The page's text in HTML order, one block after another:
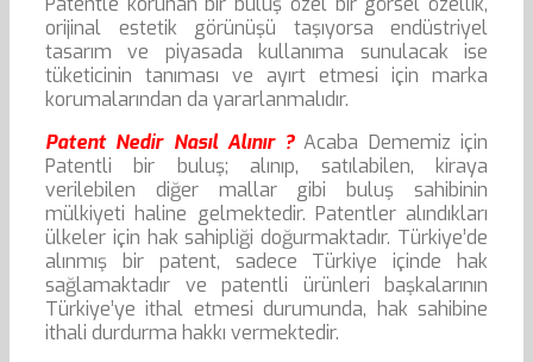
orijinal estetik görünüşü taşıyorsa endüstriyel
tasarım ve piyasada kullanıma sunulacak ise
tüketicinin tanıması ve ayırt etmesi için marka
korumalarından da yararlanmalıdır.
Patent Nedir Nasıl Alınır ?Acaba Dememiz için
Patentli bir buluş; alınıp, satılabilen, kiraya
verilebilen diğer mallar gibi buluş sahibinin
mülkiyeti haline gelmektedir. Patentler alındıkları
ülkeler için hak sahipliği doğurmaktadır. Türkiye’de
alınmış bir patent, sadece Türkiye içinde hak
sağlamaktadır ve patentli ürünleri başkalarının
Türkiye’ye ithal etmesi durumunda, hak sahibine
ithali durdurma hakkı vermektedir.